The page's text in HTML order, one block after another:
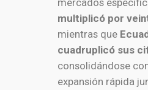
multiplicó por
mientras que
cuadruplicó sus
consolidándose
expansión rápida